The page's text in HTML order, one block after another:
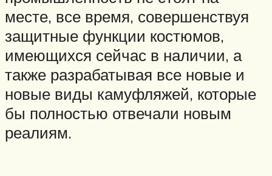
месте, все время, совершенствуя
защитные функции костюмов,
имеющихся сейчас в наличии, а
также разрабатывая все новые и
новые виды камуфляжей, которые
бы полностью отвечали новым
реалиям.